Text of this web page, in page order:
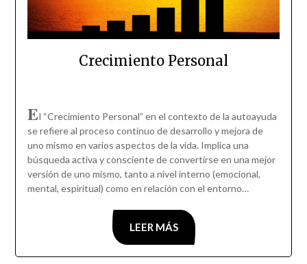
Crecimiento Personal
El “Crecimiento Personal” en el contexto de la autoayuda
se refiere al proceso continuo de desarrollo y mejora de
uno mismo en varios aspectos de la vida. Implica una
búsqueda activa y consciente de convertirse en una mejor
versión de uno mismo, tanto a nivel interno (emocional,
mental, espiritual) como en relación con el entorno…
LEER MÁS